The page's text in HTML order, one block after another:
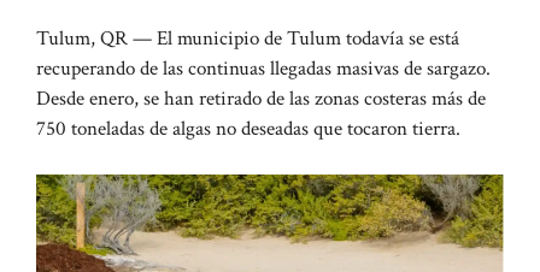
Tulum, QR — El municipio de Tulum todavía se está
recuperando de las continuas llegadas masivas de sargazo.
Desde enero, se han retirado de las zonas costeras más de
750 toneladas de algas no deseadas que tocaron tierra.